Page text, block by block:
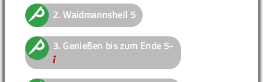
2.Waidmannsheil 5
3. Genießen bis zum Ende 5-